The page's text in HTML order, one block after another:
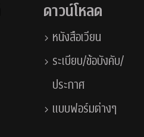
ดาวน์โหลด
หนังสือเวียน
ระเบียบ/ข้อบังคับ/
ประกาศ
แบบฟอร์มต่างๆ